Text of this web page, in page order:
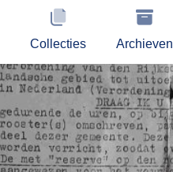
Collecties Archieven